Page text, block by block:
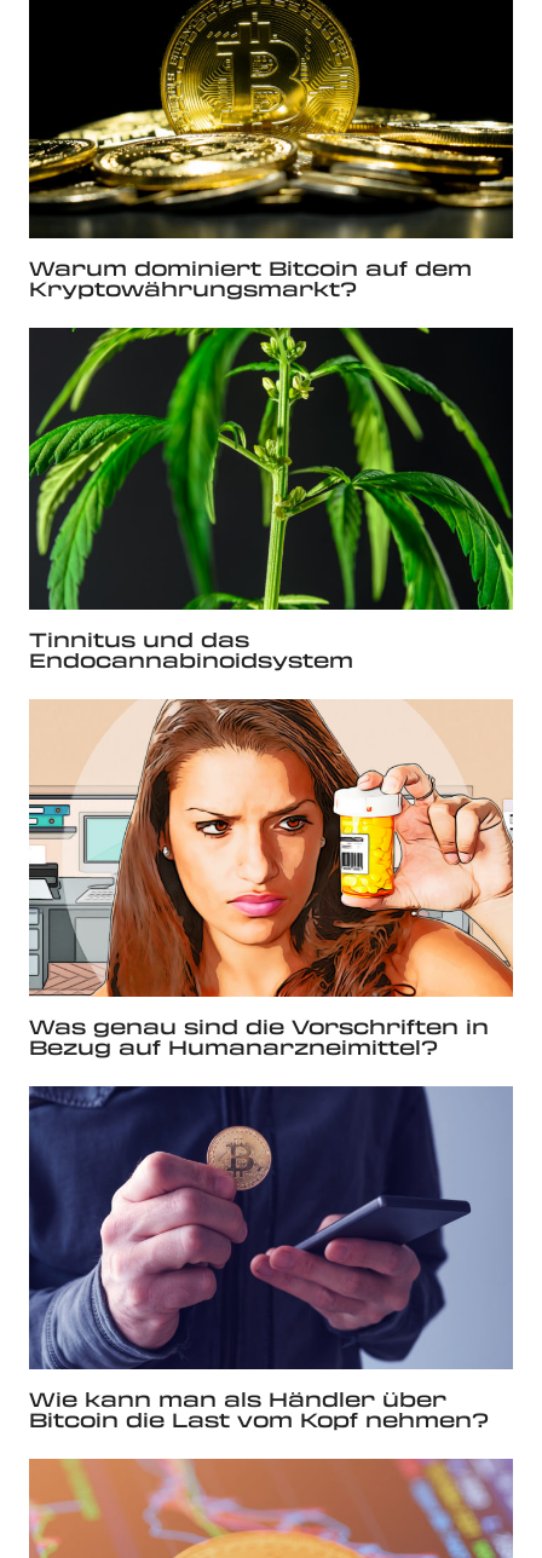
Warum dominiert Bitcoin auf dem
Kryptowährungsmarkt?
Tinnitus und das
Endocannabinoidsystem
Was genau sind die Vorschriften in
Bezug auf Humanarzneimittel?
Wie kann man als Händler über
Bitcoin die Last vom Kopf nehmen?